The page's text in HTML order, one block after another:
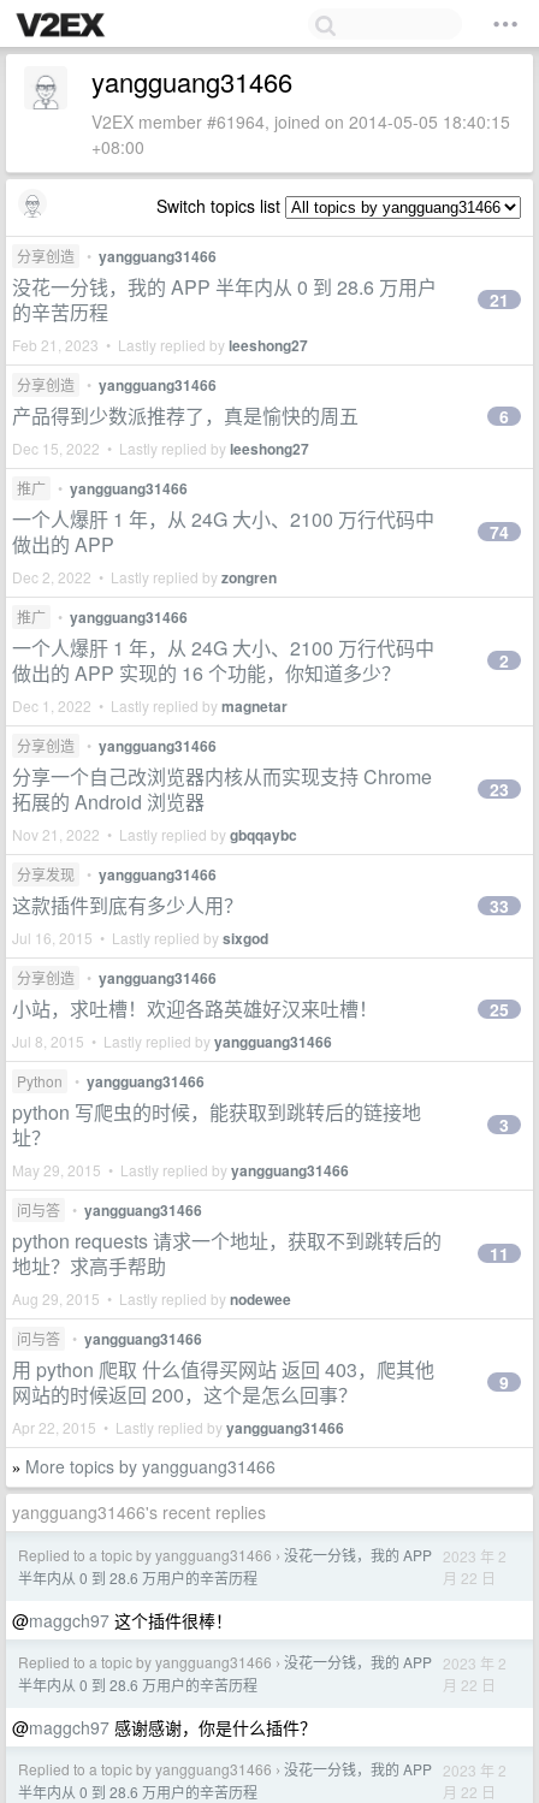
yangguang31466
V2EX member #61964, joined on 2014-05-05 18:40:15
+08:00
Switch topics list
分享创造 • yangguang31466
没花一分钱，我的 APP 半年内从 0 到 28.6 万用户
的辛苦历程
Feb 21, 2023 • Lastly replied byleeshong27
21
分享创造 • yangguang31466
产品得到少数派推荐了，真是愉快的周五
Dec 15, 2022 • Lastly replied byleeshong27
6
推广 • yangguang31466
一个人爆肝 1 年，从 24G 大小、2100 万行代码中
做出的 APP
Dec 2, 2022 • Lastly replied byzongren
74
推广 • yangguang31466
一个人爆肝 1 年，从 24G 大小、2100 万行代码中
做出的 APP 实现的 16 个功能，你知道多少？
Dec 1, 2022 • Lastly replied bymagnetar
2
分享创造 • yangguang31466
分享一个自己改浏览器内核从而实现支持 Chrome
拓展的 Android 浏览器
Nov 21, 2022 • Lastly replied bygbqqaybc
23
分享发现 • yangguang31466
这款插件到底有多少人用？
Jul 16, 2015 • Lastly replied bysixgod
33
分享创造 • yangguang31466
小站，求吐槽！欢迎各路英雄好汉来吐槽！
Jul 8, 2015 • Lastly replied byyangguang31466
25
Python • yangguang31466
python 写爬虫的时候，能获取到跳转后的链接地
址？
May 29, 2015 • Lastly replied byyangguang31466
3
问与答 • yangguang31466
python requests 请求一个地址，获取不到跳转后的
地址？求高手帮助
Aug 29, 2015 • Lastly replied bynodewee
11
问与答 • yangguang31466
用 python 爬取 什么值得买网站 返回 403，爬其他
网站的时候返回 200，这个是怎么回事？
Apr 22, 2015 • Lastly replied byyangguang31466
9
» More topics by yangguang31466
yangguang31466's recent replies
Replied to a topic by yangguang31466 › 没花一分钱，我的 APP
半年内从 0 到 28.6 万用户的辛苦历程
2023 年 2
月 22 日
@maggch97 这个插件很棒！
Replied to a topic by yangguang31466 › 没花一分钱，我的 APP
半年内从 0 到 28.6 万用户的辛苦历程
2023 年 2
月 22 日
@maggch97 感谢感谢，你是什么插件？
Replied to a topic by yangguang31466 › 没花一分钱，我的 APP
半年内从 0 到 28.6 万用户的辛苦历程
2023 年 2
月 22 日